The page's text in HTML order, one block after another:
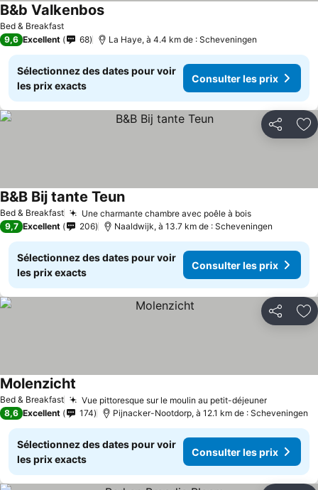
Bed & Breakfast
B&b Valkenbos
9,6 Excellent 68 La Haye, à 4.4 km de : Scheveningen
Sélectionnez des dates pour voir
les prix exacts
Consulter les prix
Partager
Bed & Breakfast Une charmante chambre avec poêle à bois
B&B Bij tante Teun
9,7 Excellent 206 Naaldwijk, à 13.7 km de : Scheveningen
Sélectionnez des dates pour voir
les prix exacts
Consulter les prix
Partager
Bed & Breakfast Vue pittoresque sur le moulin au petit-déjeuner
Molenzicht
8,6 Excellent 174 Pijnacker-Nootdorp, à 12.1 km de : Scheveningen
Sélectionnez des dates pour voir
les prix exacts
Consulter les prix